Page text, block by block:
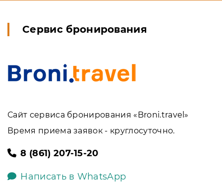
Сервис бронирования
Сайт сервиса бронирования «Broni.travel»
Время приема заявок - круглосуточно.
8 (861) 207-15-20
Написать в WhatsApp